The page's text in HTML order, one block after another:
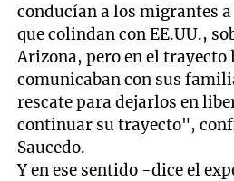
conducían a los migrantes
que colindan con EE.UU.,
Arizona, pero en el trayecto
comunicaban con sus
rescate para dejarlos en
continuar su trayecto",
Saucedo.
Y en ese sentido -dice el